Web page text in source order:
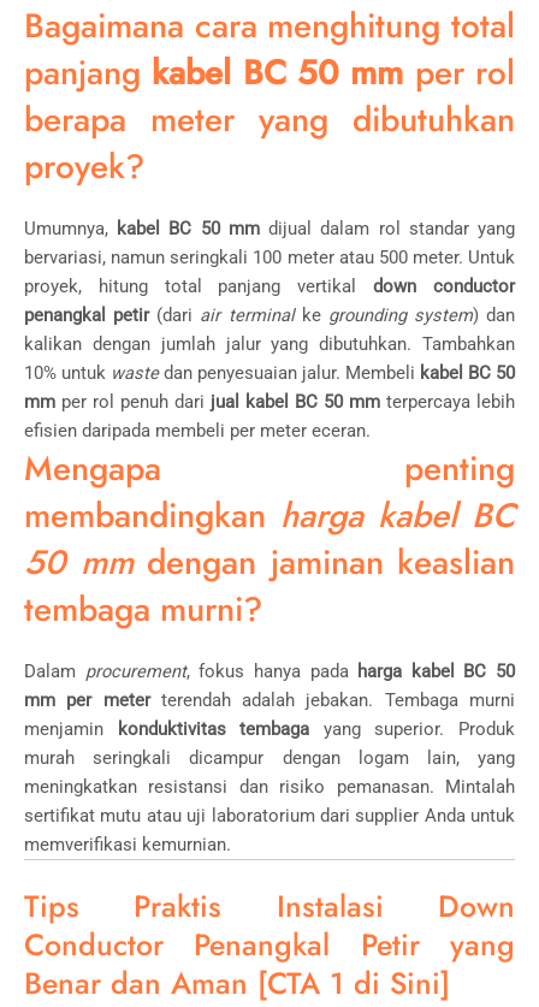
Bagaimana cara menghitung total
panjang kabel BC 50 mm per rol
berapa meter yang dibutuhkan
proyek?
Umumnya, kabel BC 50 mmdijual dalam rol standar yang
bervariasi, namun seringkali 100 meteratau 500meter. Untuk
proyek, hitung total panjang vertikaldown conductor
penangkal petir(dari air terminalke grounding system) dan
kalikan dengan jumlah jalur yang dibutuhkan. Tambahkan
10% untuk wastedan penyesuaian jalur. Membeli kabel BC 50
mm per rol penuh dari jual kabel BC 50 mm terpercaya lebih
efisien daripada membeli per meter eceran.
Mengapa penting
membandingkan harga kabel BC
50 mmdengan jaminan keaslian
tembaga murni?
Dalam procurement, fokus hanya pada harga kabel BC 50
mm per meterterendah adalah jebakan. Tembaga murni
menjamin
konduktivitas tembaga yang superior. Produk
murah seringkali dicampur dengan logam lain, yang
meningkatkan resistansi dan risiko pemanasan. Mintalah
sertifikat mutu atau uji laboratorium dari supplier Anda untuk
memverifikasi kemurnian.
Tips Praktis Instalasi Down
Conductor Penangkal Petir yang
Benar dan Aman [CTA 1 di Sini]